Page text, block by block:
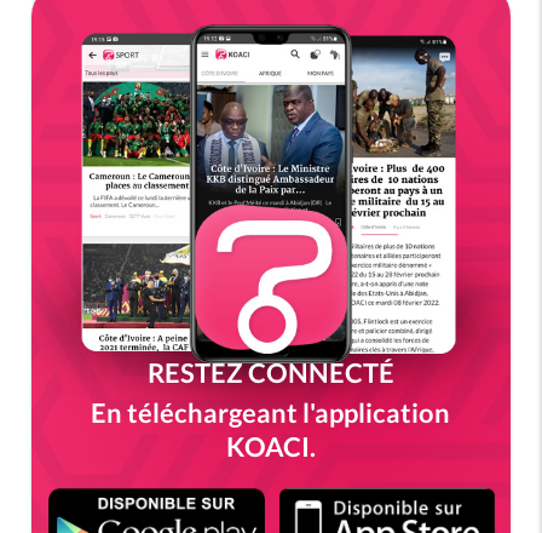
RESTEZ CONNECTÉ
En téléchargeant l'application
KOACI.